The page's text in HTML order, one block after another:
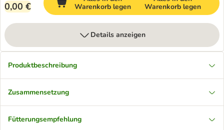
0,00 €
Warenkorb legen
Warenkorb legen
Details anzeigen
Produktbeschreibung
Zusammensetzung
Fütterungsempfehlung